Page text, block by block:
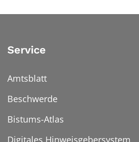
Service
Amtsblatt
Beschwerde
Bistums-Atlas